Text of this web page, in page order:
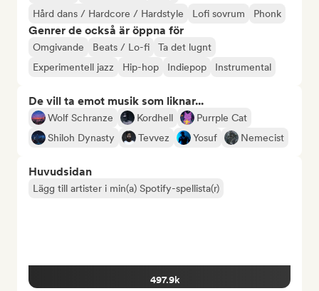
Hård dans / Hardcore / Hardstyle
Lofi sovrum Phonk
Genrer de också är öppna för
Omgivande Beats / Lo-fi
Ta det lugnt
Experimentell jazz
Hip-hop Indiepop Instrumental
De vill ta emot musik som liknar...
Wolf Schranze Kordhell
Purrple Cat
Shiloh Dynasty
Tevvez Yosuf Nemecist
Huvudsidan
Lägg till artister i min(a) Spotify-spellista(r)
497.9k